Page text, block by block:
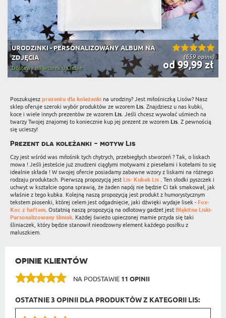
(659 opinii)
URODZINKI - PERSONALIZOWANY ALBUM NA
ZDJĘCIA
od 99,99 zł
Dostawa na wtorek u Ciebie
Poszukujesz prezentu dla koleżanki na urodziny? Jest miłośniczką Lisów? Nasz
sklep oferuje szeroki wybór produktów ze wzorem Lis. Znajdziesz u nas kubki,
koce i wiele innych prezentów ze wzorem Lis. Jeśli chcesz wywołać uśmiech na
twarzy Twojej znajomej to koniecznie kup jej prezent ze wzorem Lis. Z pewnością
się ucieszy!
Prezent dla koleżanki - motyw Lis
Czy jest wśród was miłośnik tych chytrych, przebiegłych stworzeń ? Tak, o liskach
mowa ! Jeśli jesteście już znudzeni ciągłymi motywami z piesełami i kotełami to się
idealnie składa ! W swojej ofercie posiadamy zabawne wzory z liskami na różnego
rodzaju produktach. Pierwszą propozycją jest Lis- Kubek Lis . Ten słodki pyszczek i
uchwyt w kształcie ogona sprawią, że żaden napój nie będzie Ci tak smakował, jak
właśnie z tego kubka. Kolejną naszą propozycją jest produkt z humorystycznym
tekstem piosenki, której celem jest odgadnięcie, jaki dźwięki wydaje lisek - Fox-
Koc z haftem. Ostatnią naszą propozycją na odlotowy gadżet jest Błękitne Liski-
Personalizowany śliniak. Każdej świeżo upieczonej mamie przyda się taki
śliniaczek, który będzie stanowił nieodzowny element kaźdego posiłku z
maluszkiem.
OPINIE KLIENTÓW
NA PODSTAWIE 11 OPINII
OSTATNIE 3 OPINII DLA PRODUKTÓW Z KATEGORII LIS: